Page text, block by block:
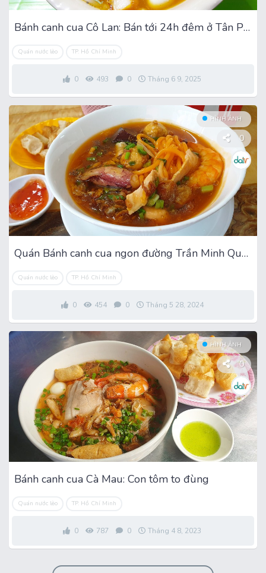
Bánh canh cua Cô Lan: Bán tới 24h đêm ở Tân Phú
Quán nước lèo TP. Hồ Chí Minh
0 493 0 Tháng 6 9, 2025
HÌNH ẢNH
0
Quán Bánh canh cua ngon đường Trần Minh Quyền Quận 10
Quán nước lèo TP. Hồ Chí Minh
0 454 0 Tháng 5 28, 2024
HÌNH ẢNH
0
Bánh canh cua Cà Mau: Con tôm to đùng
Quán nước lèo TP. Hồ Chí Minh
0 787 0 Tháng 4 8, 2023